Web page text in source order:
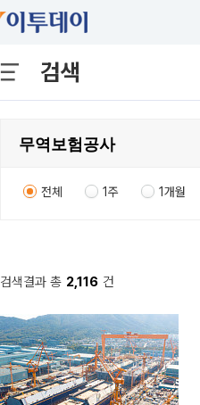
검색
전체 1주 1개월
검색결과 총 2,116 건